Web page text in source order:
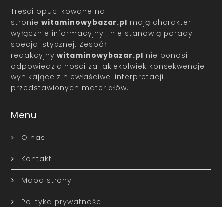
Treści opublikowane na
stroniewitaminowybazar.pl mają charakter
wyłącznie informacyjny i nie stanowią porady
specjalistycznej. Zespół
redakcyjnywitaminowybazar.pl nie ponosi
odpowiedzialności za jakiekolwiek konsekwencje
wynikające z niewłaściwej interpretacji
przedstawionych materiałów.
Menu
O nas
Kontakt
Mapa strony
Polityka prywatności